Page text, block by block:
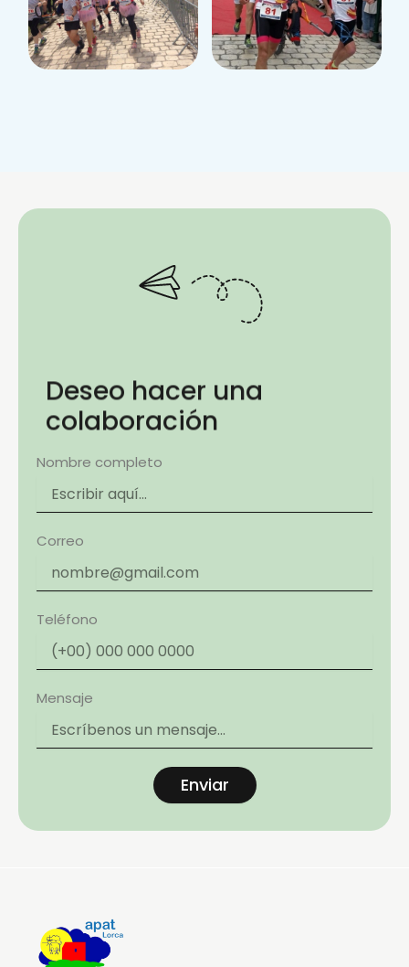
Deseo hacer una
colaboración
Nombre completo
Correo
Teléfono
Mensaje
Enviar